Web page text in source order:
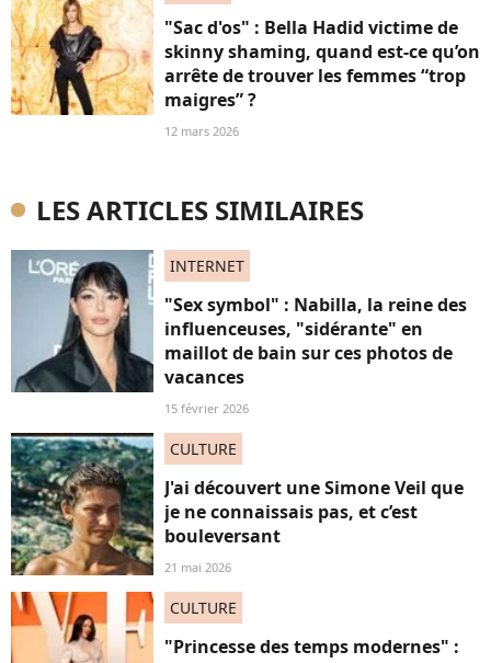
"Sac d'os" : Bella Hadid victime de
skinny shaming, quand est-ce qu’on
arrête de trouver les femmes “trop
maigres” ?
12 mars 2026
LES ARTICLES SIMILAIRES
INTERNET
"Sex symbol" : Nabilla, la reine des
influenceuses, "sidérante" en
maillot de bain sur ces photos de
vacances
15 février 2026
CULTURE
J'ai découvert une Simone Veil que
je ne connaissais pas, et c’est
bouleversant
21 mai 2026
CULTURE
"Princesse des temps modernes" :